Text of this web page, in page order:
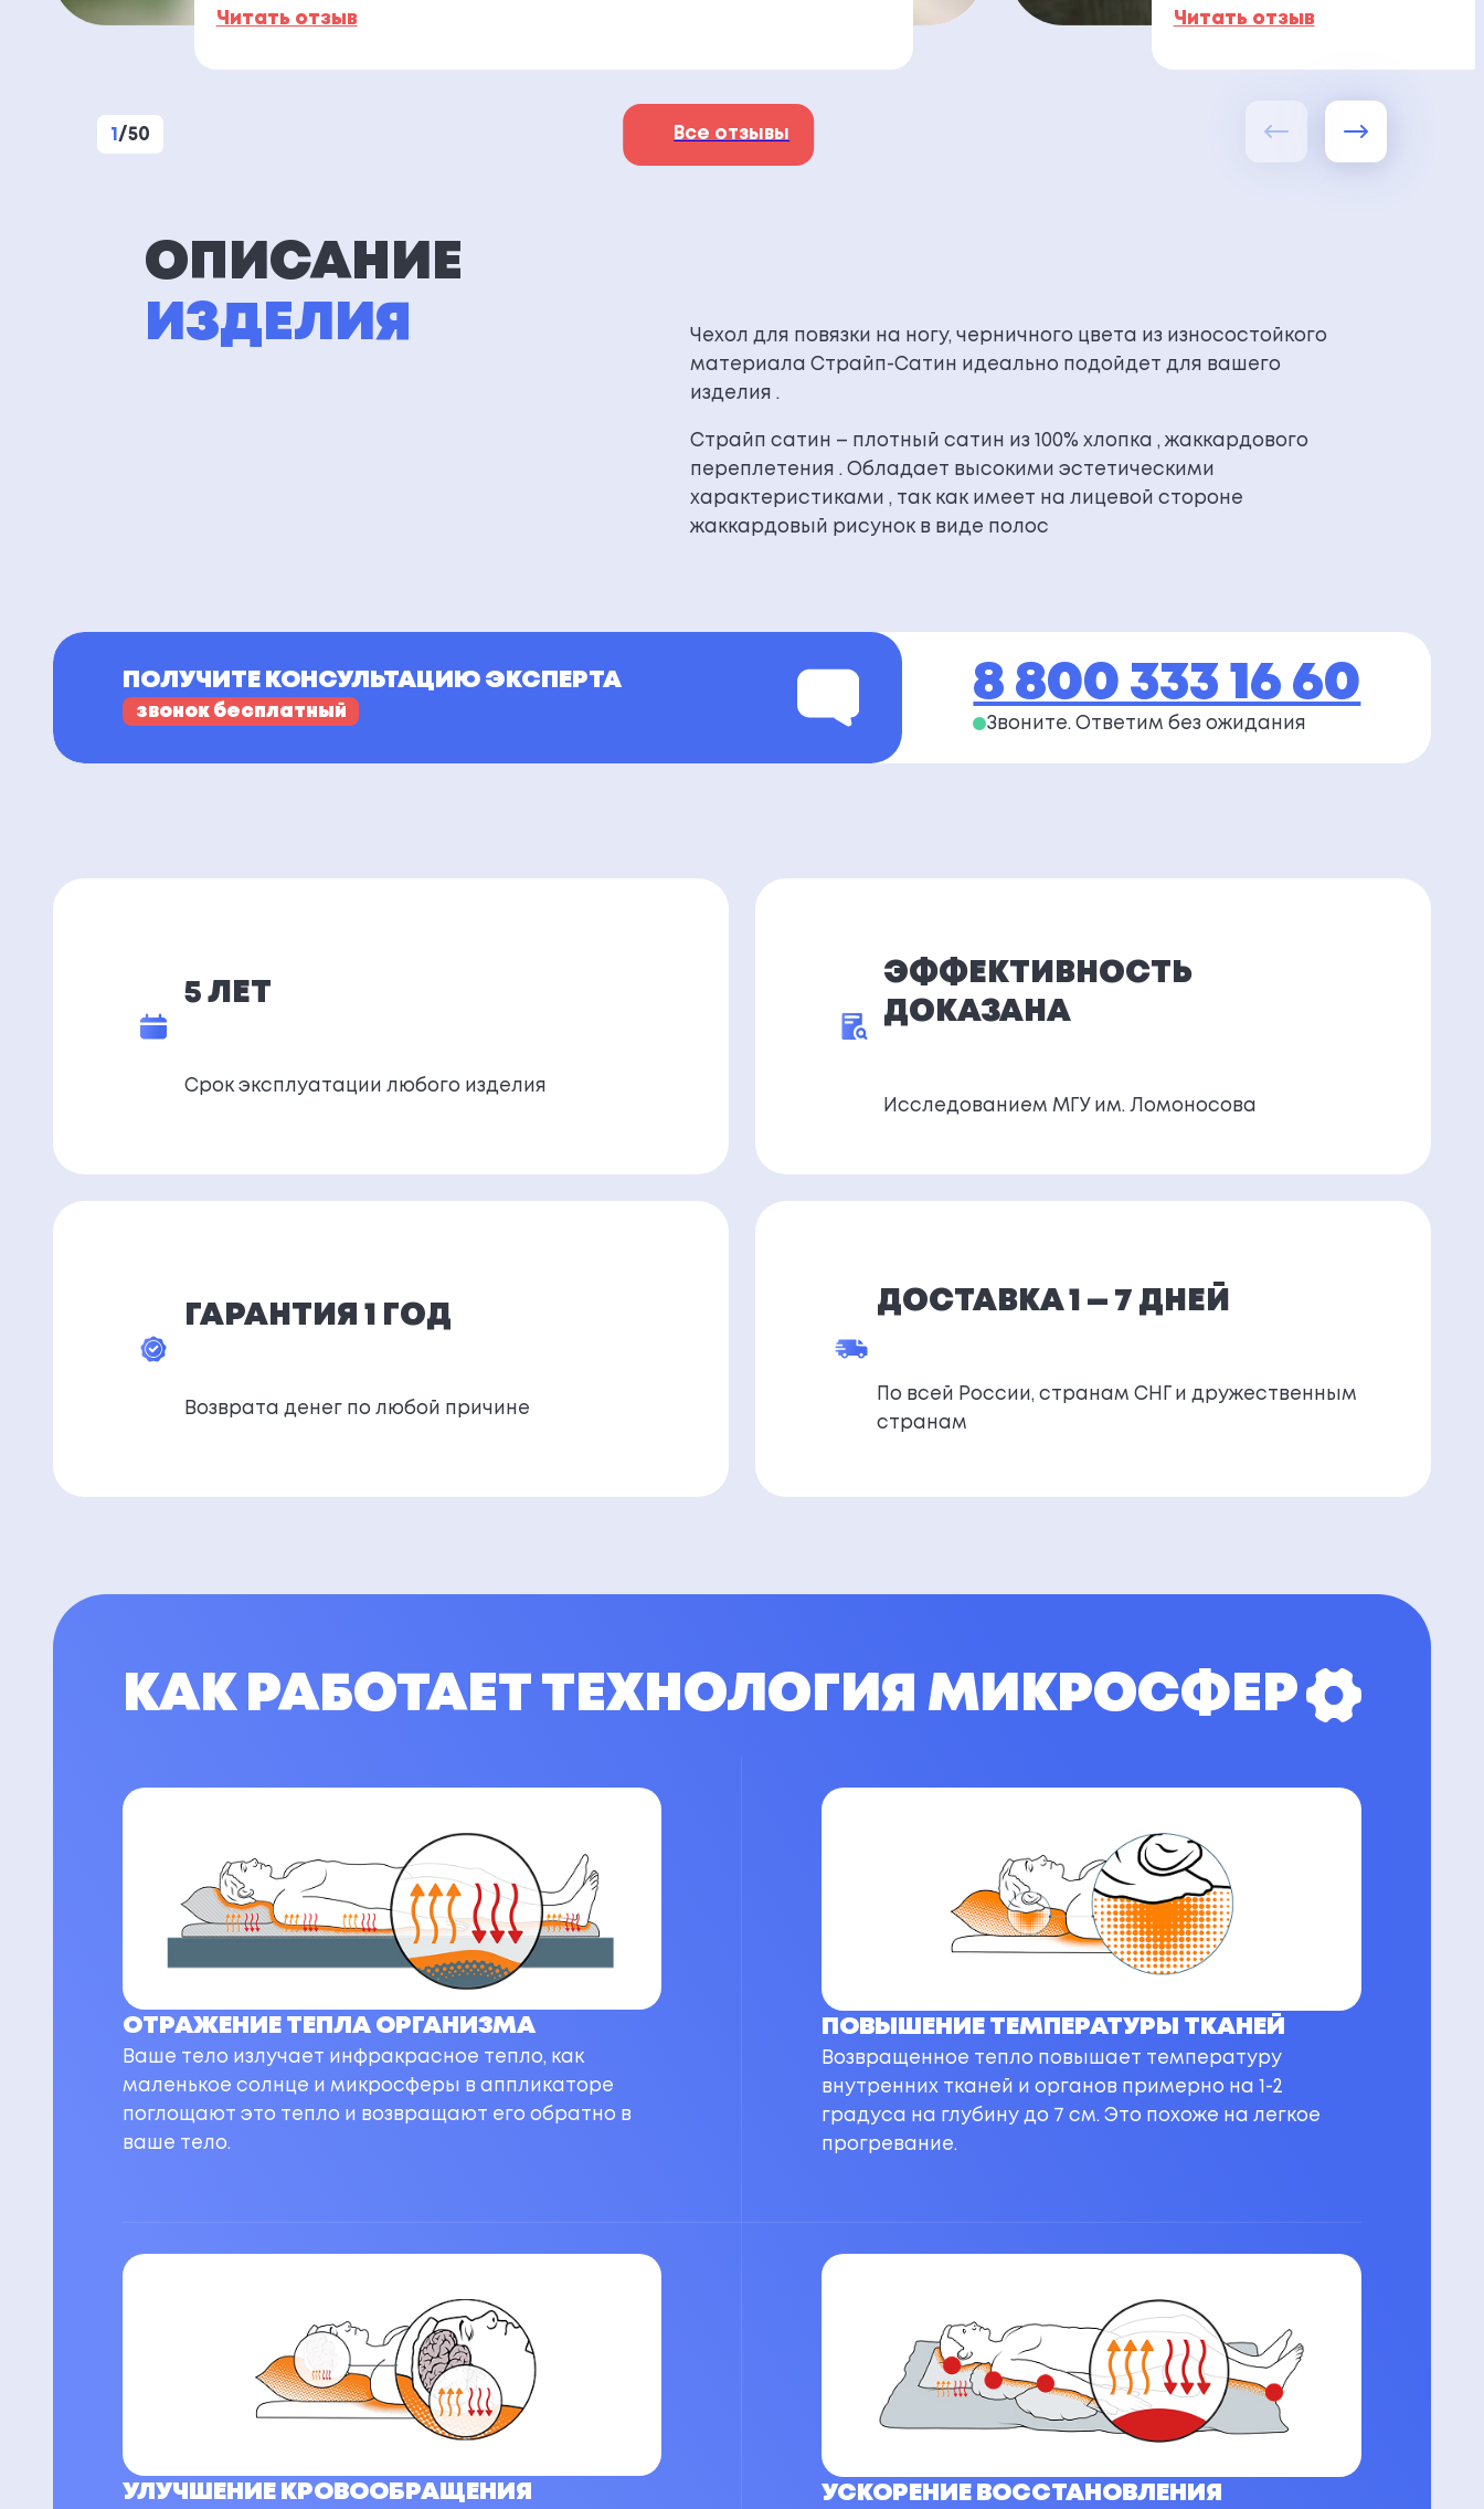
Читать отзыв
Читать отзыв
1 /50 Все отзывы
ОПИСАНИЕ
ИЗДЕЛИЯ
Чехол для повязки на ногу, черничного цвета из износостойкого
материала Страйп-Сатин идеально подойдет для вашего
изделия .
Страйп сатин – плотный сатин из 100% хлопка , жаккардового
переплетения . Обладает высокими эстетическими
характеристиками , так как имеет на лицевой стороне
жаккардовый рисунок в виде полос
ПОЛУЧИТЕ КОНСУЛЬТАЦИЮ ЭКСПЕРТА
звонок бесплатный
8 800 333 16 60
Звоните. Ответим без ожидания
5 ЛЕТ
Срок эксплуатации любого изделия
ЭФФЕКТИВНОСТЬ
ДОКАЗАНА
Исследованием МГУ им. Ломоносова
ГАРАНТИЯ 1 ГОД
Возврата денег по любой причине
ДОСТАВКА 1 — 7 ДНЕЙ
По всей России, странам СНГ и дружественным
странам
КАК РАБОТАЕТ ТЕХНОЛОГИЯ МИКРОСФЕР
ОТРАЖЕНИЕ ТЕПЛА ОРГАНИЗМА
Ваше тело излучает инфракрасное тепло, как
маленькое солнце и микросферы в аппликаторе
поглощают это тепло и возвращают его обратно в
ваше тело.
ПОВЫШЕНИЕ ТЕМПЕРАТУРЫ ТКАНЕЙ
Возвращенное тепло повышает температуру
внутренних тканей и органов примерно на 1-2
градуса на глубину до 7 см. Это похоже на легкое
прогревание.
УЛУЧШЕНИЕ КРОВООБРАЩЕНИЯ УСКОРЕНИЕ ВОССТАНОВЛЕНИЯ